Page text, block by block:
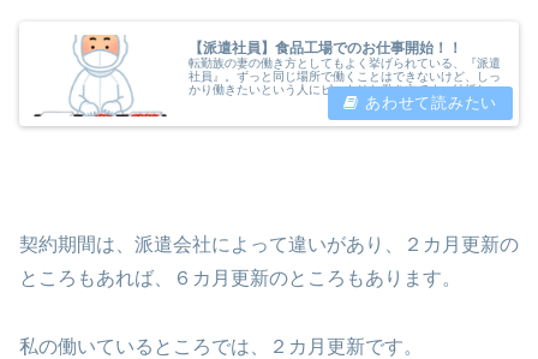
【派遣社員】食品工場でのお仕事開始！！
転勤族の妻の働き方としてもよく挙げられている、『派遣
社員』。ずっと同じ場所で働くことはできないけど、しっ
かり働きたいという人にピッタリな働き方です。結婚して
から17年、ずーっと接客業をしてきました。お客さまと
接することのないお仕事というのは...
契約期間は、派遣会社によって違いがあり、２カ月更新の
ところもあれば、６カ月更新のところもあります。
私の働いているところでは、２カ月更新です。